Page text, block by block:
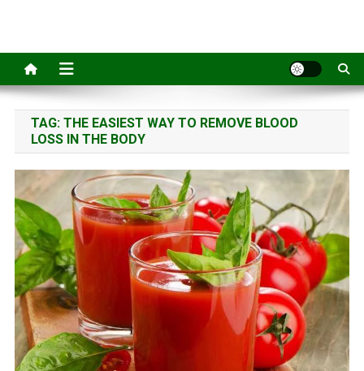
TAG: THE EASIEST WAY TO REMOVE BLOOD
LOSS IN THE BODY